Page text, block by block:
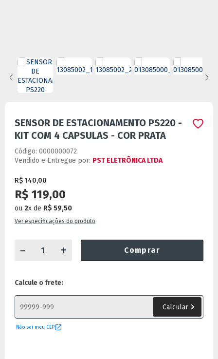
SENSOR DE ESTACIONAMENTO PS220 -
KIT COM 4 CAPSULAS - COR PRATA
Código: 0000000072
Vendido e Entregue por: PST ELETRÔNICA LTDA
R$ 140,00
R$ 119,00
ou 2x de R$ 59,50
Ver especificações do produto
- + Comprar
Calcule o frete:
Não sei meu CEP